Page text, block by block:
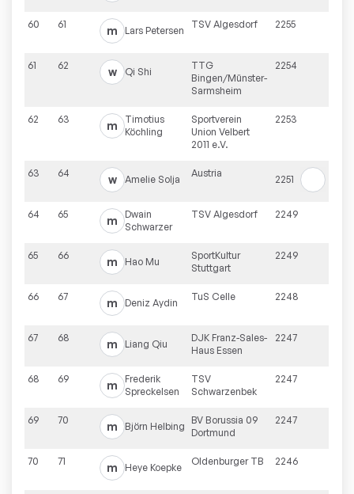
60 61 m Lars Petersen
TSV Algesdorf 2255
61 62 w Qi Shi
TTG
Bingen/Münster-
Sarmsheim
2254
62 63 m
Timotius
Köchling
Sportverein
Union Velbert
2011 e.V.
2253
63 64 w Amelie Solja
Austria
2251
64 65 m
Dwain
Schwarzer
TSV Algesdorf 2249
65 66 m Hao Mu
SportKultur
Stuttgart
2249
66 67 m Deniz Aydin
TuS Celle 2248
67 68 m Liang Qiu
DJK Franz-Sales-
Haus Essen
2247
68 69 m
Frederik
Spreckelsen
TSV
Schwarzenbek
2247
69 70 m Björn Helbing
BV Borussia 09
Dortmund
2247
70 71 m Heye Koepke
Oldenburger TB 2246